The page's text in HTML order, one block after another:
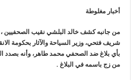
أخبار مغلوطة
من جانبه كشف خالد البلشي نقيب الصحفيين ،
شريف فتحي، وزير السياحة والآثار بحكومة
بأي بلاغ ضد الصحفي محمد طاهر، وأنه بصدد
من زج باسمه في البلاغ .